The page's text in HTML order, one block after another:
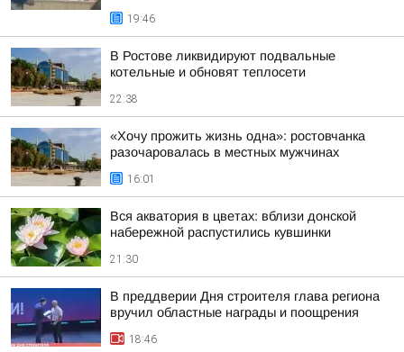
19:46
В Ростове ликвидируют подвальные
котельные и обновят теплосети
22:38
«Хочу прожить жизнь одна»: ростовчанка
разочаровалась в местных мужчинах
16:01
Вся акватория в цветах: вблизи донской
набережной распустились кувшинки
21:30
В преддверии Дня строителя глава региона
вручил областные награды и поощрения
18:46